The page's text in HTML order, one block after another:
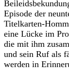
Episode der
Titelkarten-
eine Lücke im
die mit ihm
und sein Ruf als
werden in